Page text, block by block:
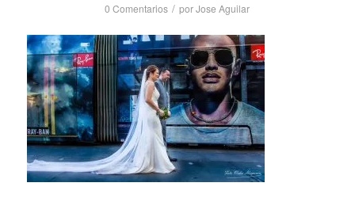
0 Comentarios / porJose Aguilar